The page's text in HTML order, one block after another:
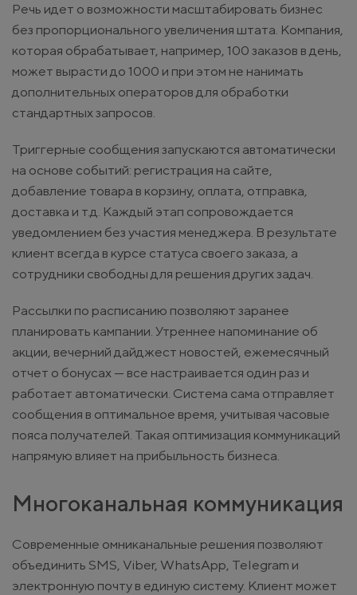
Речь идет о возможности масштабировать бизнес
без пропорционального увеличения штата. Компания,
которая обрабатывает, например, 100 заказов в день,
может вырасти до 1000 и при этом не нанимать
дополнительных операторов для обработки
стандартных запросов.
Триггерные сообщения запускаются автоматически
на основе событий: регистрация на сайте,
добавление товара в корзину, оплата, отправка,
доставка и т.д. Каждый этап сопровождается
уведомлением без участия менеджера. В результате
клиент всегда в курсе статуса своего заказа, а
сотрудники свободны для решения других задач.
Рассылки по расписанию позволяют заранее
планировать кампании. Утреннее напоминание об
акции, вечерний дайджест новостей, ежемесячный
отчет о бонусах — все настраивается один раз и
работает автоматически. Система сама отправляет
сообщения в оптимальное время, учитывая часовые
пояса получателей. Такая оптимизация коммуникаций
напрямую влияет на прибыльность бизнеса.
Многоканальная коммуникация
Современные омниканальные решения позволяют
объединить SMS, Viber, WhatsApp, Telegram и
электронную почту в единую систему. Клиент может